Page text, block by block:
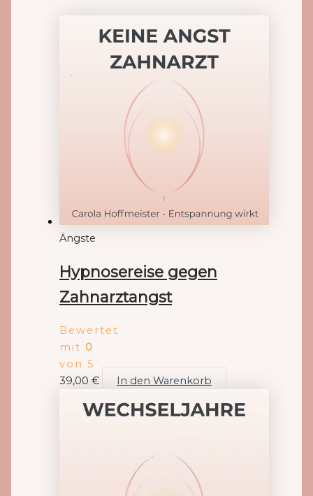
Ängste
Hypnosereise gegen
Zahnarztangst
Bewertet
mit 0
von 5
39,00€ In den Warenkorb